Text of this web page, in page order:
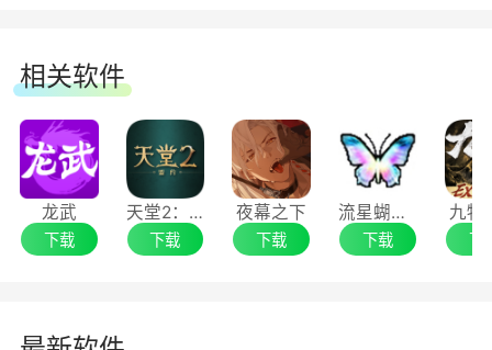
相关软件
龙武
下载
天堂2：盟约
下载
夜幕之下
下载
流星蝴蝶剑
下载
九牧
下